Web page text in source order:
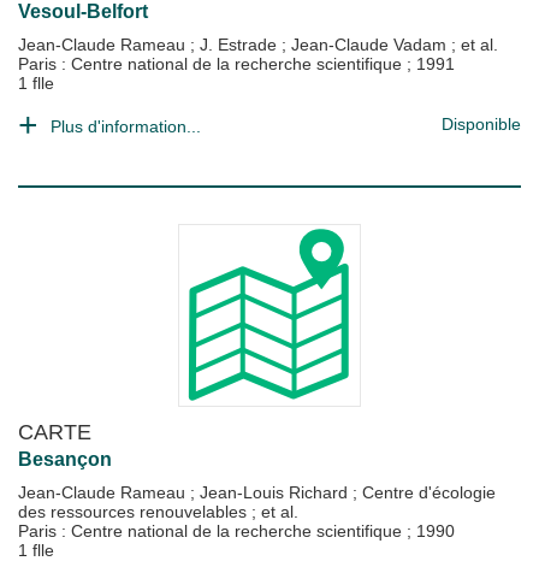
Vesoul-Belfort
Jean-Claude Rameau ; J. Estrade ; Jean-Claude Vadam ; et al.
Paris : Centre national de la recherche scientifique ; 1991
1 flle
Plus d'information... Disponible
CARTE
Besançon
Jean-Claude Rameau ; Jean-Louis Richard ; Centre d'écologie
des ressources renouvelables ; et al.
Paris : Centre national de la recherche scientifique ; 1990
1 flle